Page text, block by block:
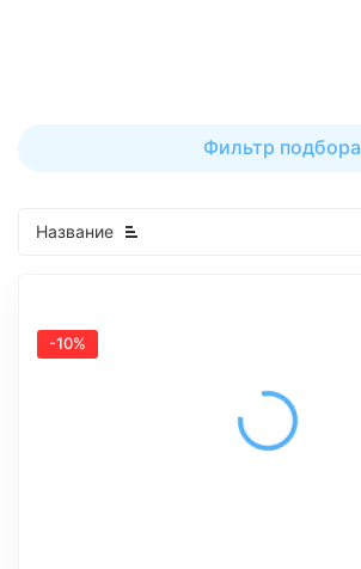
Фильтр подбора
Название
-10%